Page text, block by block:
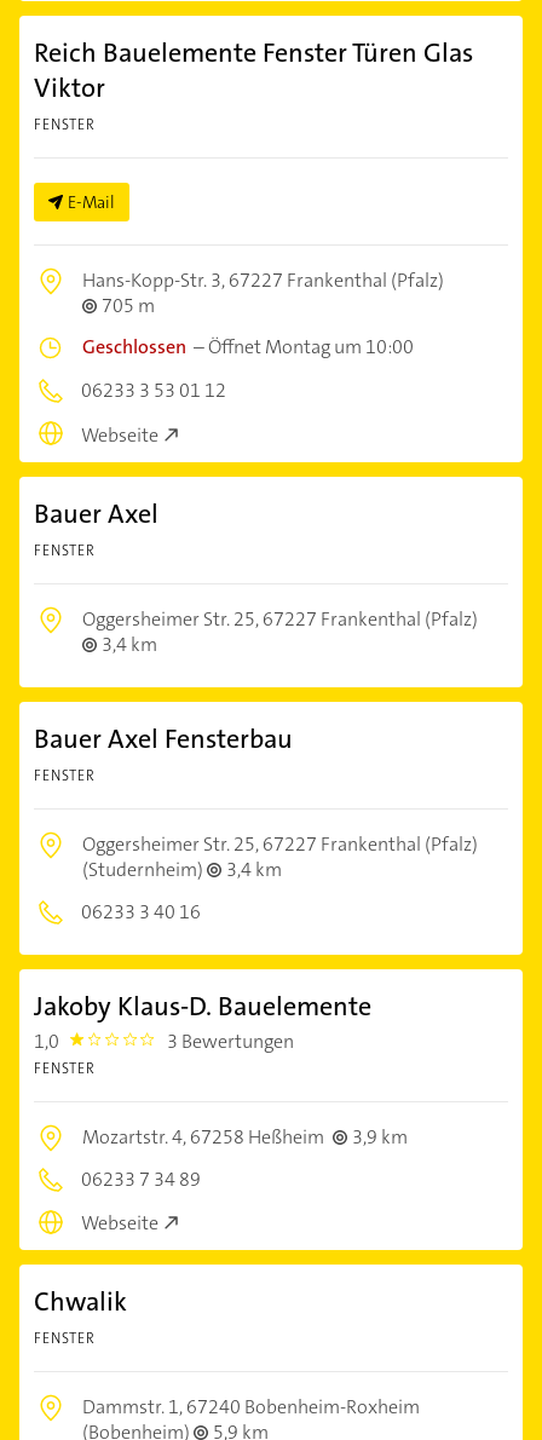
Reich Bauelemente Fenster Türen Glas
Viktor
FENSTER
E-Mail
Hans-Kopp-Str. 3,67227 Frankenthal (Pfalz)
705 m
Geschlossen –Öffnet Montag um 10:00
06233 3 53 01 12
Webseite
Bauer Axel
FENSTER
Oggersheimer Str. 25,67227 Frankenthal (Pfalz)
3,4 km
Bauer Axel Fensterbau
FENSTER
Oggersheimer Str. 25,67227 Frankenthal (Pfalz)
(Studernheim)
3,4 km
06233 3 40 16
Jakoby Klaus-D. Bauelemente
1,0 1.0 3 Bewertungen
FENSTER
Mozartstr. 4,67258 Heßheim
3,9 km
06233 7 34 89
Webseite
Chwalik
FENSTER
Dammstr. 1,67240 Bobenheim-Roxheim
(Bobenheim)
5,9 km